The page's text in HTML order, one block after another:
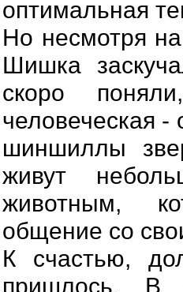
оптимальная
Но несмотря
Шишка
скоро
человеческая -
шиншиллы
живут
животным,
общение со
К счастью,
пришлось. В